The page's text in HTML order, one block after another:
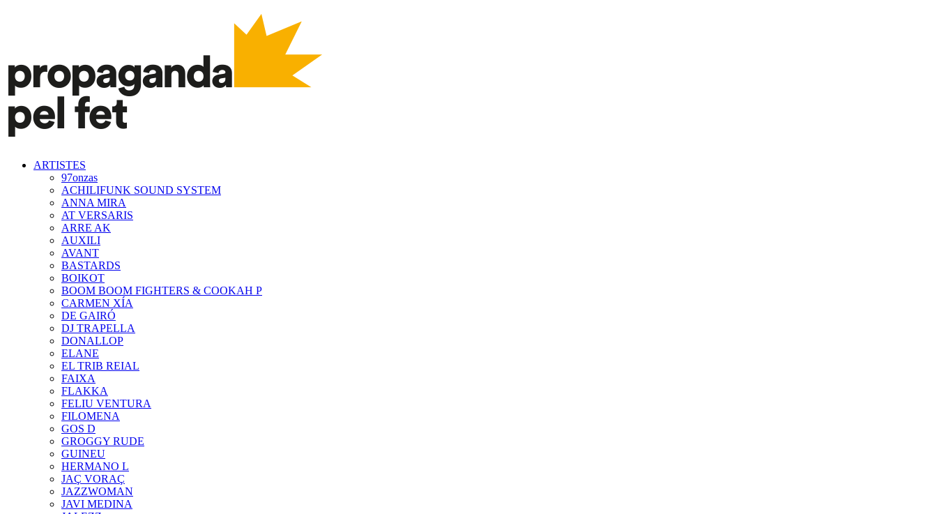
ARTISTES
97onzas
ACHILIFUNK SOUND SYSTEM
ANNA MIRA
AT VERSARIS
ARRE AK
AUXILI
AVANT
BASTARDS
BOIKOT
BOOM BOOM FIGHTERS & COOKAH P
CARMEN XÍA
DE GAIRÓ
DJ TRAPELLA
DONALLOP
ELANE
EL TRIB REIAL
FAIXA
FLAKKA
FELIU VENTURA
FILOMENA
GOS D
GROGGY RUDE
GUINEU
HERMANO L
JAÇ VORAÇ
JAZZWOMAN
JAVI MEDINA